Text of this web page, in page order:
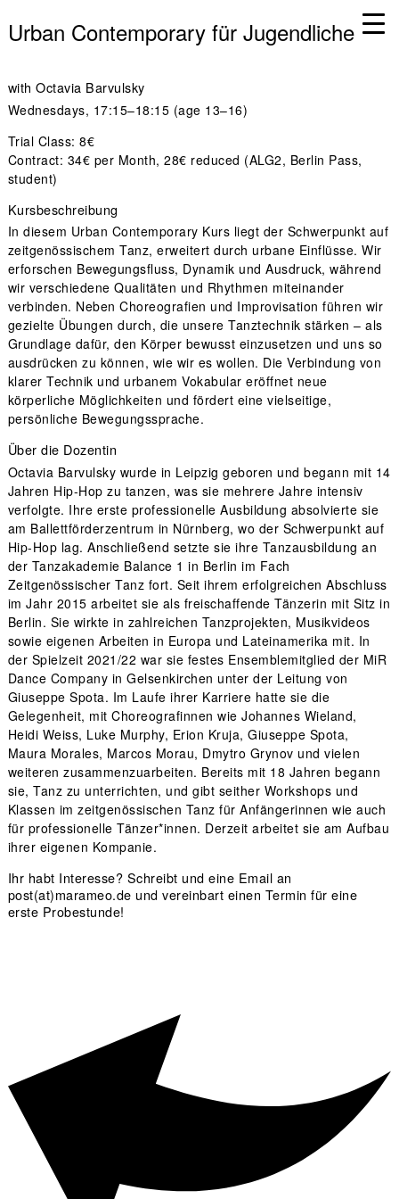
Urban Contemporary für Jugendliche
withOctavia Barvulsky
Wednesdays, 17:15–18:15 (age 13–16)
Trial Class: 8€
Contract: 34€ per Month, 28€ reduced (ALG2, Berlin Pass,
student)
Kursbeschreibung
In diesem Urban Contemporary Kurs liegt der Schwerpunkt auf
zeitgenössischem Tanz, erweitert durch urbane Einflüsse. Wir
erforschen Bewegungsfluss, Dynamik und Ausdruck, während
wir verschiedene Qualitäten und Rhythmen miteinander
verbinden. Neben Choreografien und Improvisation führen wir
gezielte Übungen durch, die unsere Tanztechnik stärken – als
Grundlage dafür, den Körper bewusst einzusetzen und uns so
ausdrücken zu können, wie wir es wollen. Die Verbindung von
klarer Technik und urbanem Vokabular eröffnet neue
körperliche Möglichkeiten und fördert eine vielseitige,
persönliche Bewegungssprache.
Über die Dozentin
Octavia Barvulsky wurde in Leipzig geboren und begann mit 14
Jahren Hip-Hop zu tanzen, was sie mehrere Jahre intensiv
verfolgte. Ihre erste professionelle Ausbildung absolvierte sie
am Ballettförderzentrum in Nürnberg, wo der Schwerpunkt auf
Hip-Hop lag. Anschließend setzte sie ihre Tanzausbildung an
der Tanzakademie Balance 1 in Berlin im Fach
Zeitgenössischer Tanz fort. Seit ihrem erfolgreichen Abschluss
im Jahr 2015 arbeitet sie als freischaffende Tänzerin mit Sitz in
Berlin. Sie wirkte in zahlreichen Tanzprojekten, Musikvideos
sowie eigenen Arbeiten in Europa und Lateinamerika mit. In
der Spielzeit 2021/22 war sie festes Ensemblemitglied der MiR
Dance Company in Gelsenkirchen unter der Leitung von
Giuseppe Spota. Im Laufe ihrer Karriere hatte sie die
Gelegenheit, mit Choreografinnen wie Johannes Wieland,
Heidi Weiss, Luke Murphy, Erion Kruja, Giuseppe Spota,
Maura Morales, Marcos Morau, Dmytro Grynov und vielen
weiteren zusammenzuarbeiten. Bereits mit 18 Jahren begann
sie, Tanz zu unterrichten, und gibt seither Workshops und
Klassen im zeitgenössischen Tanz für Anfängerinnen wie auch
für professionelle Tänzer*innen. Derzeit arbeitet sie am Aufbau
ihrer eigenen Kompanie.
Ihr habt Interesse? Schreibt und eine Email an
post(at)marameo.de und vereinbart einen Termin für eine
erste Probestunde!